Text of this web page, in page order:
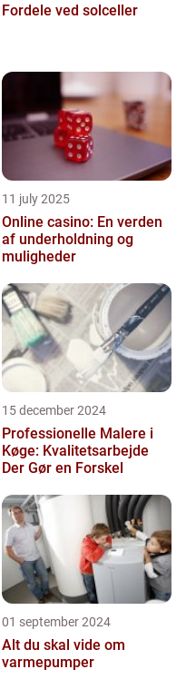
Fordele ved solceller
11 july 2025
Online casino: En verden
af underholdning og
muligheder
15 december 2024
Professionelle Malere i
Køge: Kvalitetsarbejde
Der Gør en Forskel
01 september 2024
Alt du skal vide om
varmepumper